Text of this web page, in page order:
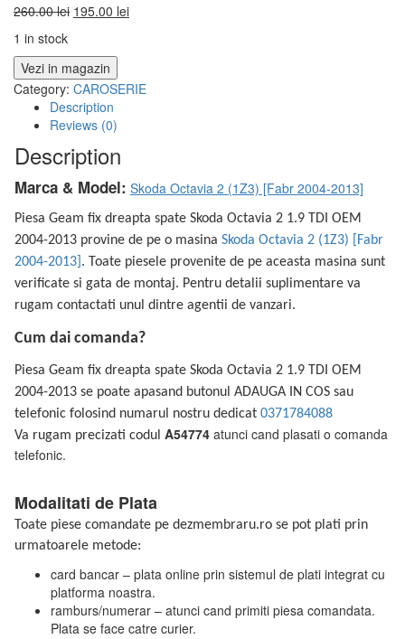
260.00lei 195.00 lei
1 in stock
Vezi in magazin
Category: CAROSERIE
Description
Reviews (0)
Description
Marca & Model: Skoda Octavia 2 (1Z3) [Fabr 2004-2013]
Piesa Geam fix dreapta spate Skoda Octavia 2 1.9 TDI OEM
2004-2013 provine de pe o masina Skoda Octavia 2 (1Z3) [Fabr
2004-2013] . Toate piesele provenite de pe aceasta masina sunt
verificate si gata de montaj. Pentru detalii suplimentare va
rugam contactati unul dintre agentii de vanzari.
Cum dai comanda?
Piesa Geam fix dreapta spate Skoda Octavia 2 1.9 TDI OEM
2004-2013 se poate apasand butonul ADAUGA IN COS sau
telefonic folosind numarul nostru dedicat 0371784088
Va rugam precizati codul A54774 atunci cand plasati o comanda
telefonic.
Modalitati de Plata
Toate piese comandate pe dezmembraru.ro se pot plati prin
urmatoarele metode:
card bancar – plata online prin sistemul de plati integrat cu
platforma noastra.
ramburs/numerar – atunci cand primiti piesa comandata.
Plata se face catre curier.